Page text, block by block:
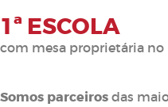
1ª ESCOLA
com mesa proprietária
Somos parceiros das